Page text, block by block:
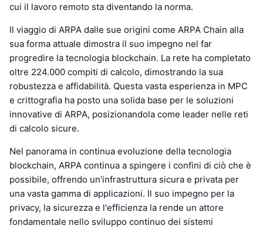
cui il lavoro remoto sta diventando la norma.
Il viaggio di ARPA dalle sue origini come ARPA Chain alla
sua forma attuale dimostra il suo impegno nel far
progredire la tecnologia blockchain. La rete ha completato
oltre 224.000 compiti di calcolo, dimostrando la sua
robustezza e affidabilità. Questa vasta esperienza in MPC
e crittografia ha posto una solida base per le soluzioni
innovative di ARPA, posizionandola come leader nelle reti
di calcolo sicure.
Nel panorama in continua evoluzione della tecnologia
blockchain, ARPA continua a spingere i confini di ciò che è
possibile, offrendo un'infrastruttura sicura e privata per
una vasta gamma di applicazioni. Il suo impegno per la
privacy, la sicurezza e l'efficienza la rende un attore
fondamentale nello sviluppo continuo dei sistemi